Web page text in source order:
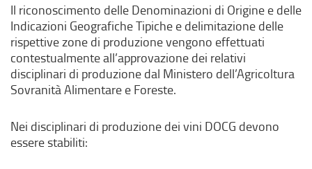
Il riconoscimento delle Denominazioni di Origine e delle
Indicazioni Geografiche Tipiche e delimitazione delle
rispettive zone di produzione vengono effettuati
contestualmente all’approvazione dei relativi
disciplinari di produzione dal Ministero dell’Agricoltura
Sovranità Alimentare e Foreste.
Nei disciplinari di produzione dei vini DOCG devono
essere stabiliti: